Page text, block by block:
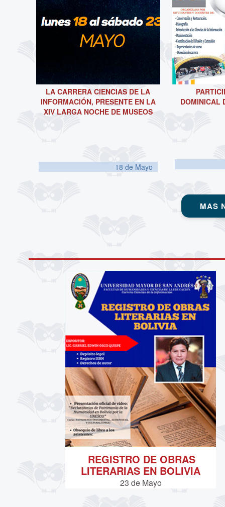
LA CARRERA CIENCIAS DE LA
INFORMACIÓN, PRESENTE EN LA
XIV LARGA NOCHE DE MUSEOS
18 de Mayo
DOMINICAL
MAS
REGISTRO DE OBRAS
LITERARIAS EN BOLIVIA
23 de Mayo